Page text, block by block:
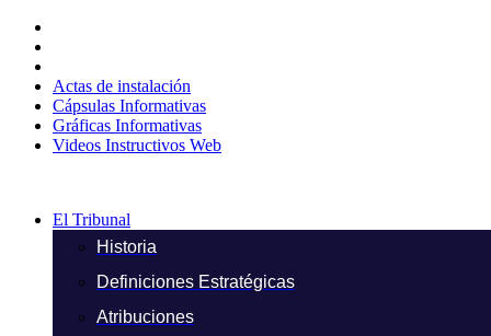
contenido
Actas de instalación
Cápsulas Informativas
Gráficas Informativas
Videos Instructivos Web
El Tribunal
Historia
Definiciones Estratégicas
Atribuciones